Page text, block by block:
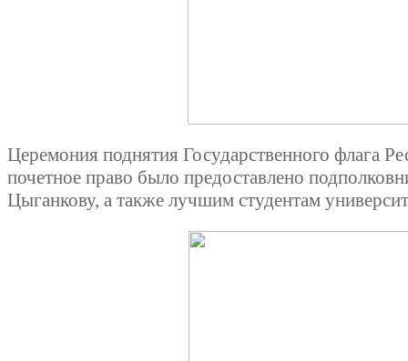
Церемония поднятия Государственного флага
почетное право было предоставлено
Цыганкову, а также лучшим студентам